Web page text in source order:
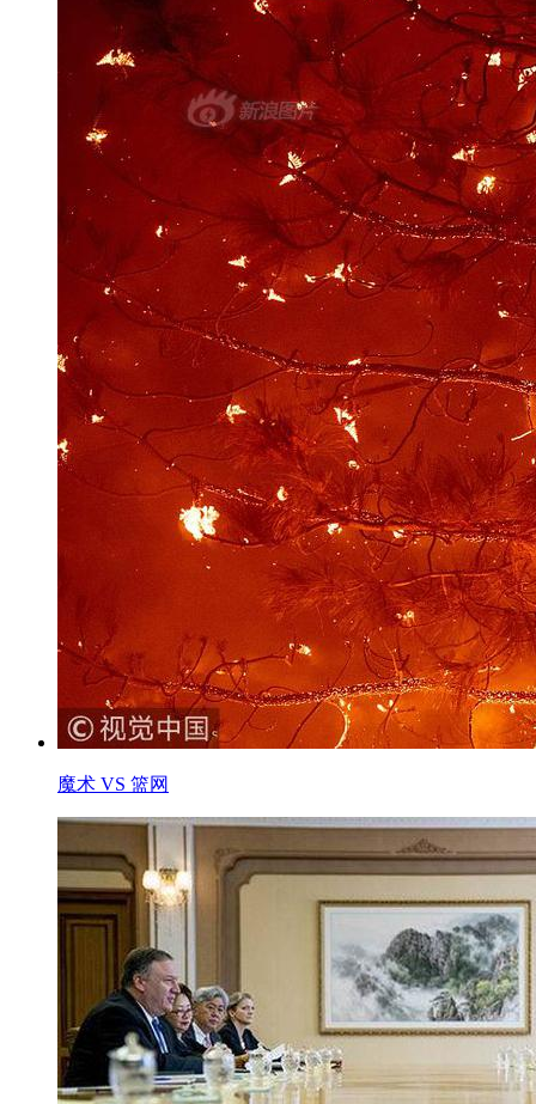
魔术 VS 篮网